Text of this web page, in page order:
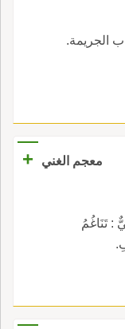
الجريمة.
معجم الغني
+
: تَنَاغُمُ